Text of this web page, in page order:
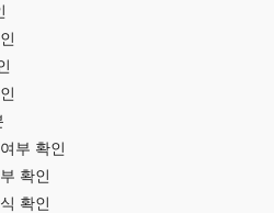
부 확인
확인
확인